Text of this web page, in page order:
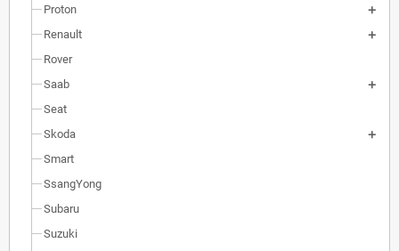
Proton
Renault
Rover
Saab
Seat
Skoda
Smart
SsangYong
Subaru
Suzuki